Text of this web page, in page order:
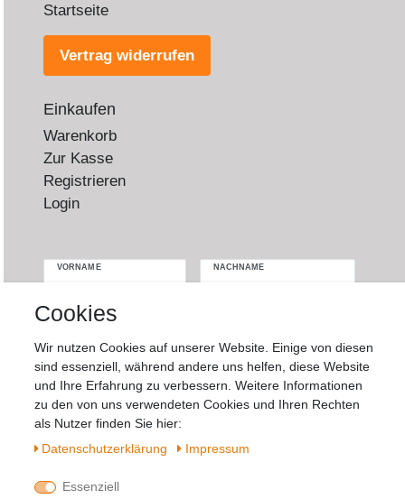
Startseite
Vertrag widerrufen
Einkaufen
Warenkorb
Zur Kasse
Registrieren
Login
VORNAME NACHNAME
E-MAIL **
Newsletter
Hiermit bestätige ich, dass ich dieDaten­
schutz­erklärunggelesen habe. Meine
Einwilligung kann ich jederzeit widerrufen.**
Cookies
Wir nutzen Cookies auf unserer Website. Einige von diesen
sind essenziell, während andere uns helfen, diese Website
und Ihre Erfahrung zu verbessern. Weitere Informationen
zu den von uns verwendeten Cookies und Ihren Rechten
als Nutzer finden Sie hier:
Daten­schutz­erklärung
Impressum
Essenziell